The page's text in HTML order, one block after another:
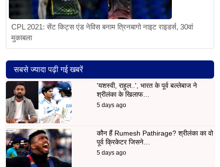
CPL 2021: सेंट किट्स एंड नेविस बनाम त्रिनबागो नाइट राइडर्स, 30वां
मुकाबला
सबसे ज्यादा पढ़ी गई खबरें
'यशस्वी, राहुल..', भारत के पूर्व बल्लेबाज ने
श्रीलंका के खिलाफ…
5 days ago
कौन हैं Rumesh Pathirage? श्रीलंका का वो
पूर्व क्रिकेटर जिसने…
5 days ago